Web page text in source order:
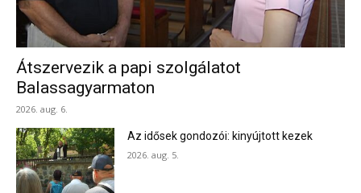
Átszervezik a papi szolgálatot
Balassagyarmaton
2026. aug. 6.
Az idősek gondozói: kinyújtott kezek
2026. aug. 5.